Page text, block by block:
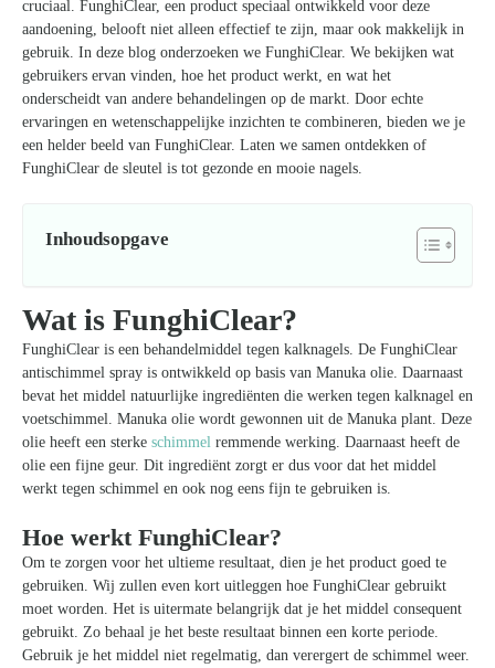
cruciaal. FunghiClear, een product speciaal ontwikkeld voor deze
aandoening, belooft niet alleen effectief te zijn, maar ook makkelijk in
gebruik. In deze blog onderzoeken we FunghiClear. We bekijken wat
gebruikers ervan vinden, hoe het product werkt, en wat het
onderscheidt van andere behandelingen op de markt. Door echte
ervaringen en wetenschappelijke inzichten te combineren, bieden we je
een helder beeld van FunghiClear. Laten we samen ontdekken of
FunghiClear de sleutel is tot gezonde en mooie nagels.
Inhoudsopgave
Wat is FunghiClear?
FunghiClear is een behandelmiddel tegen kalknagels. De FunghiClear
antischimmel spray is ontwikkeld op basis van Manuka olie. Daarnaast
bevat het middel natuurlijke ingrediënten die werken tegen kalknagel en
voetschimmel. Manuka olie wordt gewonnen uit de Manuka plant. Deze
olie heeft een sterke schimmel remmende werking. Daarnaast heeft de
olie een fijne geur. Dit ingrediënt zorgt er dus voor dat het middel
werkt tegen schimmel en ook nog eens fijn te gebruiken is.
Hoe werkt FunghiClear?
Om te zorgen voor het ultieme resultaat, dien je het product goed te
gebruiken. Wij zullen even kort uitleggen hoe FunghiClear gebruikt
moet worden. Het is uitermate belangrijk dat je het middel consequent
gebruikt. Zo behaal je het beste resultaat binnen een korte periode.
Gebruik je het middel niet regelmatig, dan verergert de schimmel weer.